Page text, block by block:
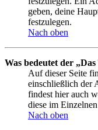
geben, deine
festzulegen.
Nach oben
Was bedeutet der
Auf dieser Seite
einschließlich der
findest hier auch
diese im
Nach oben